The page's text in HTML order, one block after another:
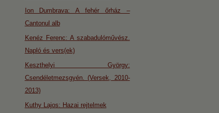
Ion Dumbrava: A fehér őrház –
Cantonul alb
Kenéz Ferenc: A szabadulóművész.
Napló és vers(ek)
Keszthelyi György:
Csendéletmezsgyén. (Versek, 2010-
2013)
Kuthy Lajos: Hazai rejtelmek